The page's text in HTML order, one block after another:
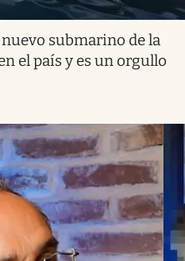
submarino de la
el país y es un orgullo